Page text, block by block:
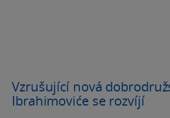
Vzrušující nová
Ibrahimoviće se rozvíjí